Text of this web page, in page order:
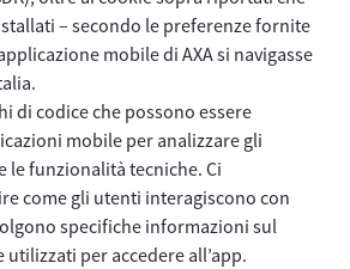
– secondo le preferenze fornite
mobile di AXA si navigasse
di codice che possono essere
mobile per analizzare gli
le funzionalità tecniche. Ci
come gli utenti interagiscono con
specifiche informazioni sul
per accedere all’app.